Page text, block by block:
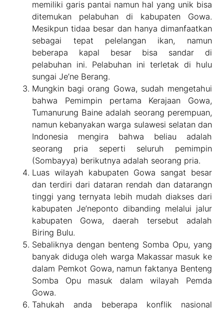
memiliki garis pantai namun hal yang unik bisa
ditemukan pelabuhan di kabupaten Gowa.
Mesikpun tidaa besar dan hanya dimanfaatkan
sebagai tepat pelelangan ikan, namun
beberapa kapal besar bisa sandar di
pelabuhan ini. Pelabuhan ini terletak di hulu
sungai Je’ne Berang.
Mungkin bagi orang Gowa, sudah mengetahui
bahwa Pemimpin pertama Kerajaan Gowa,
Tumanurung Baine adalah seorang perempuan,
namun kebanyakan warga sulawesi selatan dan
Indonesia mengira bahwa beliau adalah
seorang pria seperti seluruh pemimpin
(Sombayya) berikutnya adalah seorang pria.
Luas wilayah kabupaten Gowa sangat besar
dan terdiri dari dataran rendah dan datarangn
tinggi yang ternyata lebih mudah diakses dari
kabupaten Je’neponto dibanding melalui jalur
kabupaten Gowa, daerah tersebut adalah
Biring Bulu.
Sebaliknya dengan benteng Somba Opu, yang
banyak diduga oleh warga Makassar masuk ke
dalam Pemkot Gowa, namun faktanya Benteng
Somba Opu masuk dalam wilayah Pemda
Gowa.
Tahukah anda beberapa konflik nasional